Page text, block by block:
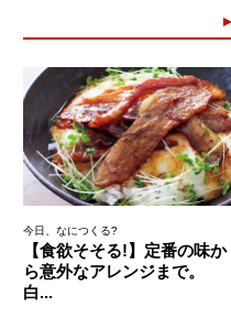
今日、なにつくる?
【食欲そそる!】定番の味か
ら意外なアレンジまで。
白...